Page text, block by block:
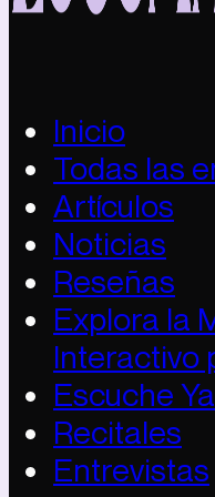
Inicio
Todas las
Artículos
Noticias
Reseñas
Explora la
Interactivo
Escuche
Recitales
Entrevistas